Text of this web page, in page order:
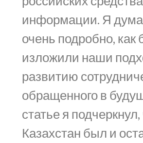
информации. Я
очень подробно, как
изложили наши
развитию
обращенного в
статье я подчеркнул,
Казахстан был и